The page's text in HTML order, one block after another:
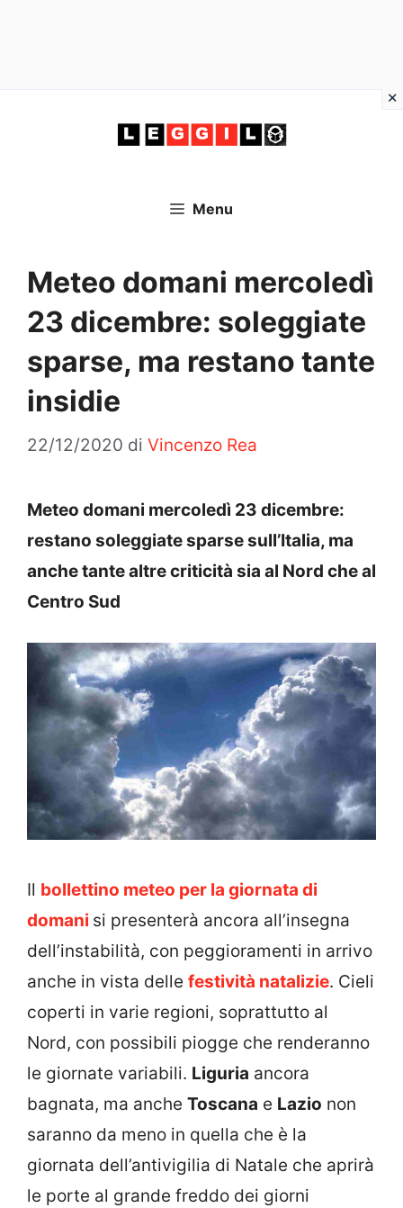
Menu
Meteo domani mercoledì
23 dicembre: soleggiate
sparse, ma restano tante
insidie
22/12/2020 di Vincenzo Rea
Meteo domani mercoledì 23 dicembre:
restano soleggiate sparse sull’Italia, ma
anche tante altre criticità sia al Nord che al
Centro Sud
Il bollettino meteo per la giornata di
domani si presenterà ancora all’insegna
dell’instabilità, con peggioramenti in arrivo
anche in vista delle festività natalizie. Cieli
coperti in varie regioni, soprattutto al
Nord, con possibili piogge che renderanno
le giornate variabili. Liguria ancora
bagnata, ma anche Toscana e Lazio non
saranno da meno in quella che è la
giornata dell’antivigilia di Natale che aprirà
le porte al grande freddo dei giorni